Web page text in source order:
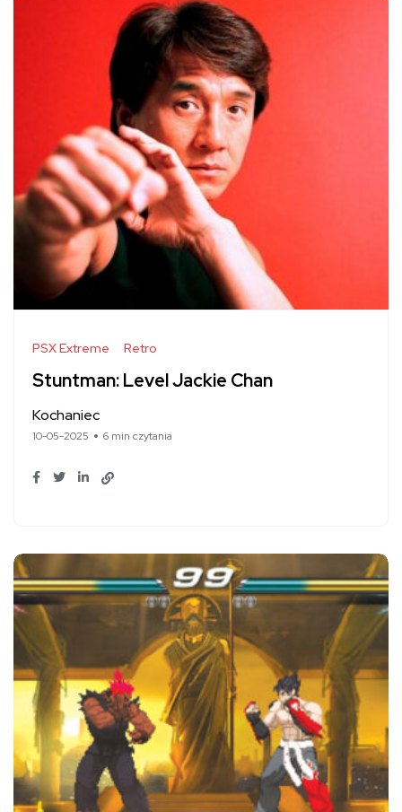
PSX Extreme Retro
Stuntman: Level Jackie Chan
Kochaniec
10-05-2025 6 min czytania